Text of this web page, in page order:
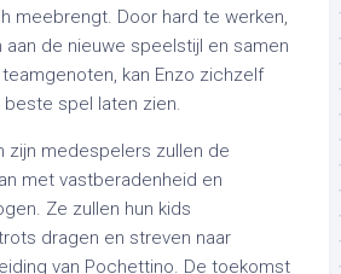
meebrengt. Door hard te werken,
de nieuwe speelstijl en samen
kan Enzo zichzelf
beste spel laten zien.
zijn medespelers zullen de
met vastberadenheid en
Ze zullen hun kids
dragen en streven naar
van Pochettino. De toekomst